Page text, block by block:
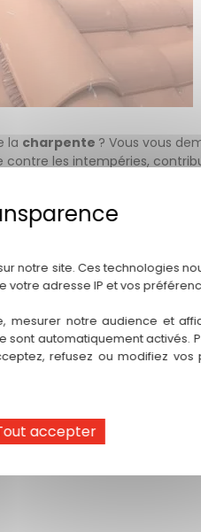
la charpente ? Vous vous
les intempéries,
Une
vous souhaitiez
notre site. Ces technologies
adresse IP et vos
mesurer notre audience et
automatiquement activés.
refusez ou modifiez vos
accepter